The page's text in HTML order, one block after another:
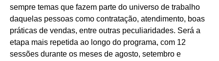
sempre temas que fazem parte do universo de trabalho
daquelas pessoas como contratação, atendimento, boas
práticas de vendas, entre outras peculiaridades. Será a
etapa mais repetida ao longo do programa, com 12
sessões durante os meses de agosto, setembro e